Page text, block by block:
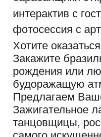
интерактив с
фотосессия с
Хотите
Закажите
рождения или
будоражащую
Предлагаем
Зажигательное
танцовщицы,